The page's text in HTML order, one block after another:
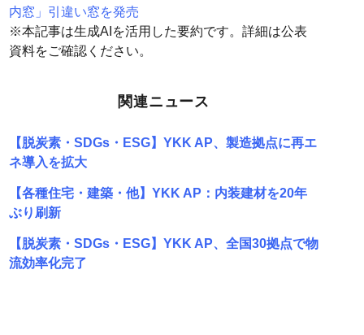
内窓」引違い窓を発売
※本記事は生成AIを活用した要約です。詳細は公表
資料をご確認ください。
関連ニュース
【脱炭素・SDGs・ESG】YKK AP、製造拠点に再エ
ネ導入を拡大
【各種住宅・建築・他】YKK AP：内装建材を20年
ぶり刷新
【脱炭素・SDGs・ESG】YKK AP、全国30拠点で物
流効率化完了